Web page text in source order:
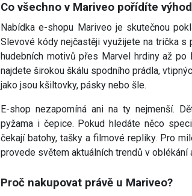
Co všechno v Mariveo pořídíte
Nabídka e-shopu Mariveo je skutečnou
Slevové kódy nejčastěji využijete na trička
hudebních motivů přes Marvel hrdiny až
najdete širokou škálu spodního prádla,
jako jsou kšiltovky, pásky nebo šle.
E-shop nezapomíná ani na ty nejmenší.
pyžama i čepice. Pokud hledáte něco
čekají batohy, tašky a filmové repliky. Pro
provede světem aktuálních trendů v oblékání
Proč nakupovat právě u Mariveo?